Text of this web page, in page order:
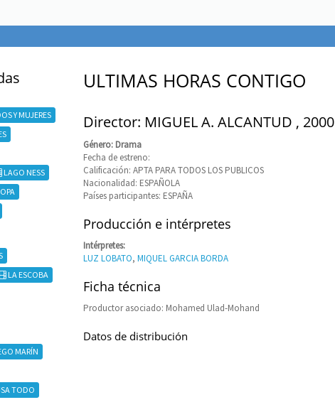
Y MUJERES
LAGO NESS
LA ESCOBA
MARÍN
TODO
ULTIMAS HORAS CONTIGO
Director: MIGUEL A. ALCANTUD , 2000
Género: Drama
Fecha de estreno:
Calificación: APTA PARA TODOS LOS PUBLICOS
Nacionalidad: ESPAÑOLA
Países participantes: ESPAÑA
Producción e intérpretes
Intérpretes:
LUZ LOBATO, MIQUEL GARCIA BORDA
Ficha técnica
Productor asociado: Mohamed Ulad-Mohand
Datos de distribución